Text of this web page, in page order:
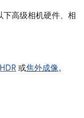
高级相机硬件、相
HDR 或焦外成像。